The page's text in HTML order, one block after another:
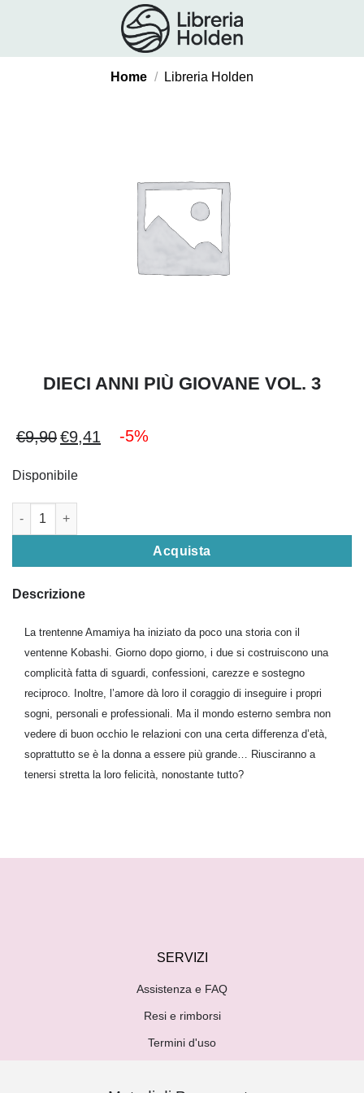
Home / Libreria Holden
DIECI ANNI PIÙ GIOVANE VOL. 3
€9,90 Il
originale
€9,90.
€9,41 -5%
Disponibile
DIECI ANNI PIÙ GIOVANE VOL. 3 quantità
Acquista
Descrizione
La trentenne Amamiya ha iniziato da poco una storia con il
ventenne Kobashi. Giorno dopo giorno, i due si costruiscono una
complicità fatta di sguardi, confessioni, carezze e sostegno
reciproco. Inoltre, l’amore dà loro il coraggio di inseguire i propri
sogni, personali e professionali. Ma il mondo esterno sembra non
vedere di buon occhio le relazioni con una certa differenza d’età,
soprattutto se è la donna a essere più grande… Riusciranno a
tenersi stretta la loro felicità, nonostante tutto?
SERVIZI
Assistenza e FAQ
Resi e rimborsi
Termini d'uso